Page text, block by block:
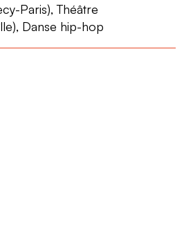
Paris), Théâtre
Danse hip-hop